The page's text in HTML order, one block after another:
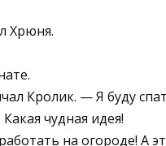
Хрюня.
Кролик. — Я буду
чудная идея!
на огороде! А